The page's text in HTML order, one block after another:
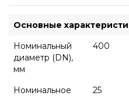
Основные
Номинальный
диаметр (DN),
мм
400
Номинальное
25